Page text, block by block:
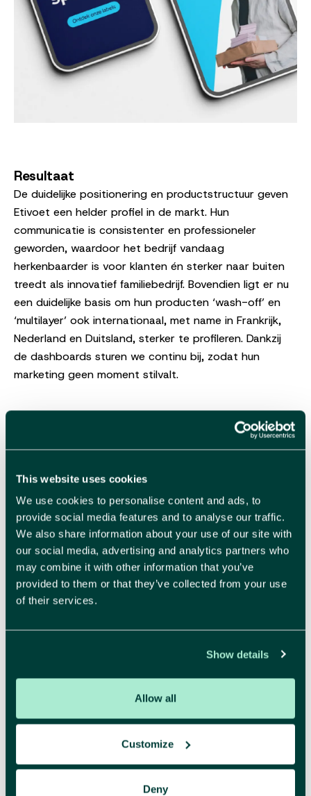
This website uses cookies
We use cookies to personalise content and ads, to
provide social media features and to analyse our traffic.
We also share information about your use of our site with
our social media, advertising and analytics partners who
may combine it with other information that you’ve
provided to them or that they’ve collected from your use
of their services.
Show details
Allow all
Customize
Deny
Resultaat
De duidelijke positionering en productstructuur geven
Etivoet een helder profiel in de markt. Hun
communicatie is consistenter en professioneler
geworden, waardoor het bedrijf vandaag
herkenbaarder is voor klanten én sterker naar buiten
treedt als innovatief familiebedrijf. Bovendien ligt er nu
een duidelijke basis om hun producten ‘wash-off’ en
‘multilayer’ ook internationaal, met name in Frankrijk,
Nederland en Duitsland, sterker te profileren. Dankzij
de dashboards sturen we continu bij, zodat hun
marketing geen moment stilvalt.
Wat we meenemen
Deze samenwerking toont de kracht van een
geschiedenis en innovatieve toekomst te vertalen naar
een merk dat stevig in de markt staat.